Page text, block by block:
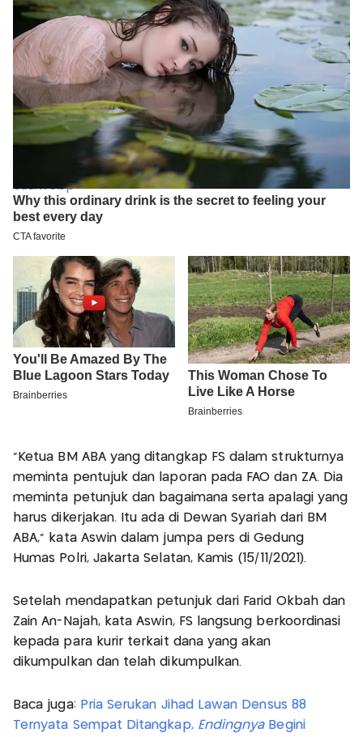
"Ketua BM ABA yang ditangkap FS dalam strukturnya
meminta pentujuk dan laporan pada FAO dan ZA. Dia
meminta petunjuk dan bagaimana serta apalagi yang
harus dikerjakan. Itu ada di Dewan Syariah dari BM
ABA," kata Aswin dalam jumpa pers di Gedung
Humas Polri, Jakarta Selatan, Kamis (15/11/2021).
Setelah mendapatkan petunjuk dari Farid Okbah dan
Zain An-Najah, kata Aswin, FS langsung berkoordinasi
kepada para kurir terkait dana yang akan
dikumpulkan dan telah dikumpulkan.
Baca juga: Pria Serukan Jihad Lawan Densus 88
Ternyata Sempat Ditangkap, EndingnyaBegini